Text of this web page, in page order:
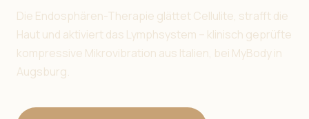
Die Endosphären-Therapie glättet Cellulite, strafft die
Haut und aktiviert das Lymphsystem – klinisch geprüfte
kompressive Mikrovibration aus Italien, bei MyBody in
Augsburg.